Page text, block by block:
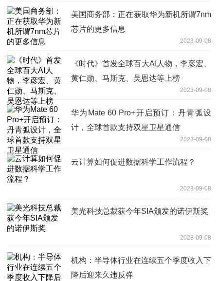
美国商务部：正在获取华为新机所谓7nm
芯片的更多信息
2023-09-08
《时代》首发全球百大AI人物，李彦宏、
黄仁勋、马斯克、吴恩达等上榜
2023-09-08
华为Mate 60 Pro+开启预订：丹青弧设
计，全球首款支持双星卫星通信
2023-09-08
云计算如何促进数据科学工作流程？
2023-09-08
美光科技总裁获今年SIA颁发的诺伊斯奖
2023-09-08
机构：半导体行业在连续五个季度收入下
降后迎来久违反弹